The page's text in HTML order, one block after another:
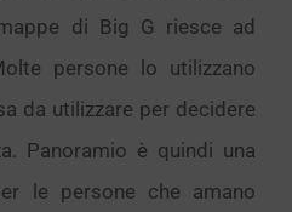
di Big G riesce ad
persone lo utilizzano
da utilizzare per decidere
Panoramio è quindi una
le persone che amano